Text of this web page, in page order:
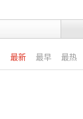
最新 最早 最热